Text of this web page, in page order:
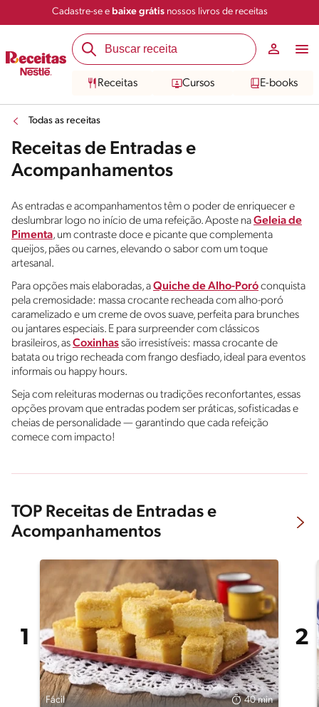
Cadastre-se e baixe grátisnossos livros de receitas
Receitas Cursos E-books
Todas as receitas
Receitas de Entradas e
Acompanhamentos
As entradas e acompanhamentos têm o poder de enriquecer e
deslumbrar logo no início de uma refeição. Aposte naGeleia de
Pimenta, um contraste doce e picante que complementa
queijos, pães ou carnes, elevando o sabor com um toque
artesanal.
Para opções mais elaboradas, aQuiche de Alho-Poróconquista
pela cremosidade: massa crocante recheada com alho-poró
caramelizado e um creme de ovos suave, perfeita para brunches
ou jantares especiais. E para surpreender com clássicos
brasileiros, asCoxinhassão irresistíveis: massa crocante de
batata ou trigo recheada com frango desfiado, ideal para eventos
informais ou happy hours.
Seja com releituras modernas ou tradições reconfortantes, essas
opções provam que entradas podem ser práticas, sofisticadas e
cheias de personalidade — garantindo que cada refeição
comece com impacto!
TOP Receitas de Entradas e
Acompanhamentos
Fácil 40 min